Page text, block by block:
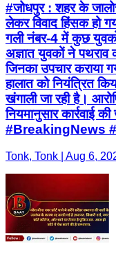
#जोधपुर : शहर के
लेकर विवाद हिंसक हो
गली नंबर-4 में कुछ
अज्ञात युवकों ने पथराव
जिनका उपचार कराया
हालात को नियंत्रित
खंगाली जा रही है।
नियमानुसार कार्रवाई
#BreakingNews
Tonk, Tonk | Aug 6,